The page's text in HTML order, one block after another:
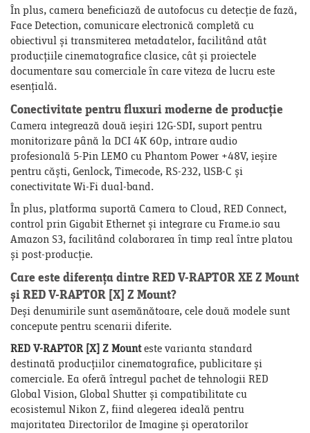
În plus, camera beneficiază de autofocus cu detecție de fază,
Face Detection, comunicare electronică completă cu
obiectivul și transmiterea metadatelor, facilitând atât
producțiile cinematografice clasice, cât și proiectele
documentare sau comerciale în care viteza de lucru este
esențială.
Conectivitate pentru fluxuri moderne de producție
Camera integrează două ieșiri 12G-SDI, suport pentru
monitorizare până la DCI 4K 60p, intrare audio
profesională 5-Pin LEMO cu Phantom Power +48V, ieșire
pentru căști, Genlock, Timecode, RS-232, USB-C și
conectivitate Wi-Fi dual-band.
În plus, platforma suportă Camera to Cloud, RED Connect,
control prin Gigabit Ethernet și integrare cu Frame.io sau
Amazon S3, facilitând colaborarea în timp real între platou
și post-producție.
Care este diferența dintre RED V-RAPTOR XE Z Mount
și RED V-RAPTOR [X] Z Mount?
Deși denumirile sunt asemănătoare, cele două modele sunt
concepute pentru scenarii diferite.
RED V-RAPTOR [X] Z Mounteste varianta standard
destinată producțiilor cinematografice, publicitare și
comerciale. Ea oferă întregul pachet de tehnologii RED
Global Vision, Global Shutter și compatibilitate cu
ecosistemul Nikon Z, fiind alegerea ideală pentru
majoritatea Directorilor de Imagine și operatorilor